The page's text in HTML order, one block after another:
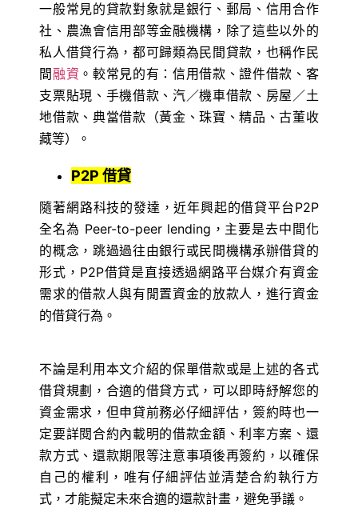
一般常見的貸款對象就是銀行、郵局、信用合作
社、農漁會信用部等金融機構，除了這些以外的
私人借貸行為，都可歸類為民間貸款，也稱作民
間融資 。較常見的有：信用借款、證件借款、客
支票貼現、手機借款、汽／機車借款、房屋／土
地借款、典當借款（黃金、珠寶、精品、古董收
藏等）。
P2P借貸
隨著網路科技的發達，近年興起的借貸平台P2P
全名為 Peer-to-peer lending，主要是去中間化
的概念，跳過過往由銀行或民間機構承辦借貸的
形式，P2P借貸是直接透過網路平台媒介有資金
需求的借款人與有閒置資金的放款人，進行資金
的借貸行為。
不論是利用本文介紹的保單借款或是上述的各式
借貸規劃，合適的借貸方式，可以即時紓解您的
資金需求，但申貸前務必仔細評估，簽約時也一
定要詳閱合約內載明的借款金額、利率方案、還
款方式、還款期限等注意事項後再簽約，以確保
自己的權利，唯有仔細評估並清楚合約執行方
式，才能擬定未來合適的還款計畫，避免爭議。